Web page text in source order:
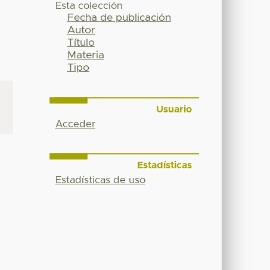
Esta colección
Fecha de publicación
Autor
Título
Materia
Tipo
Usuario
Acceder
Estadísticas
Estadísticas de uso